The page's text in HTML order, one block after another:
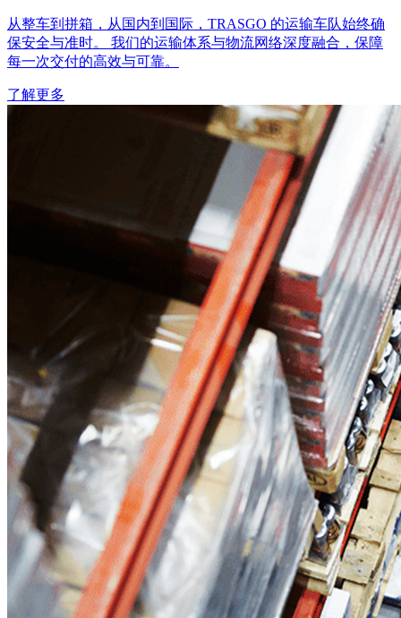
从整车到拼箱，从国内到国际，TRASGO 的运输车队始终确
保安全与准时。 我们的运输体系与物流网络深度融合，保障
每一次交付的高效与可靠。
了解更多